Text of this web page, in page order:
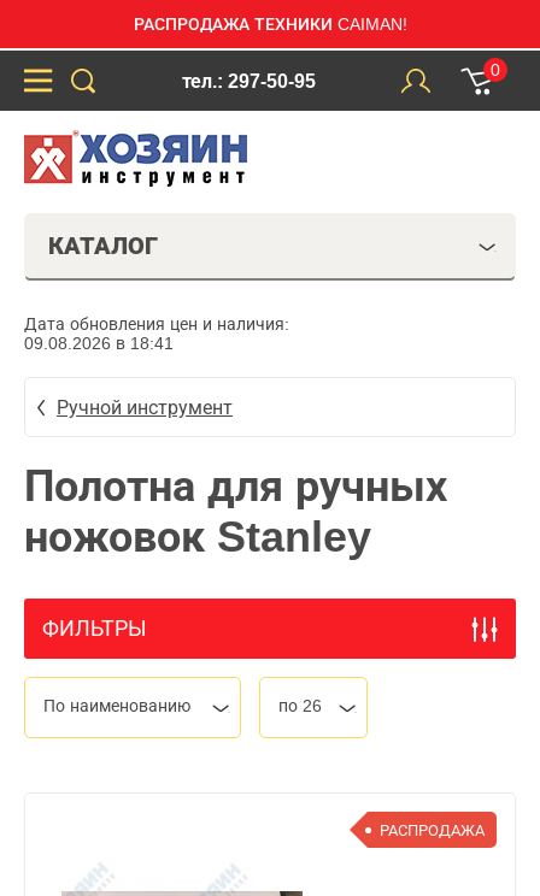
РАСПРОДАЖА ТЕХНИКИ CAIMAN!
тел.: 297-50-95
0
КАТАЛОГ
Дата обновления цен и наличия:
09.08.2026 в 18:41
Ручной инструмент
Полотна для ручных
ножовок Stanley
ФИЛЬТРЫ
По наименованию по 26
РАСПРОДАЖА